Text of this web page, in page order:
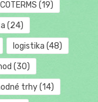
(19)
(24)
logistika (48)
(30)
trhy(14)